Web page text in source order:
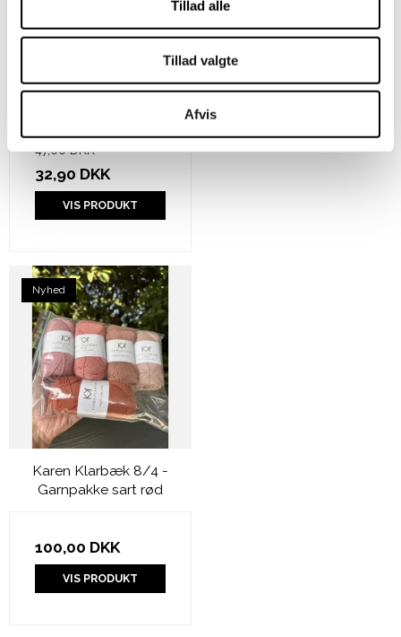
Tillad alle
Tillad valgte
Afvis
DROPS Kid Silk - Sage
DROPS Design
47,00 DKK
32,90 DKK
VIS PRODUKT
Nyhed
Karen Klarbæk 8/4 -
Garnpakke sart rød
100,00 DKK
VIS PRODUKT